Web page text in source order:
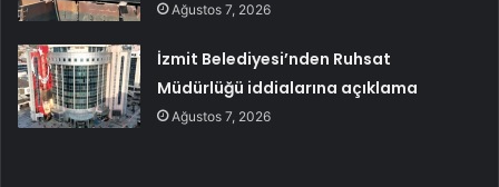
Ağustos 7, 2026
İzmit Belediyesi’nden Ruhsat
Müdürlüğü iddialarına açıklama
Ağustos 7, 2026